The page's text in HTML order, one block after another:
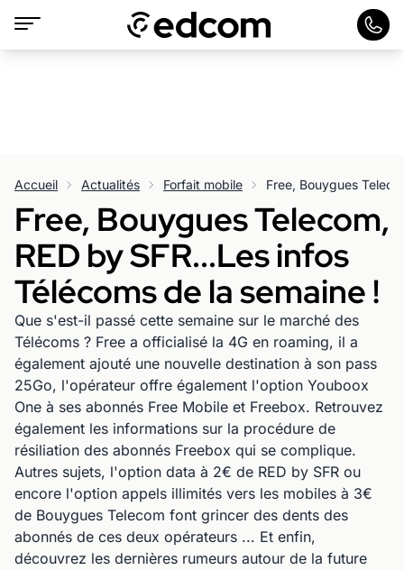
Accueil Actualités Forfait mobile
Free, Bouygues Telecom,
RED by SFR...Les infos
Télécoms de la semaine !
Que s'est-il passé cette semaine sur le marché des
Télécoms ? Free a officialisé la 4G en roaming, il a
également ajouté une nouvelle destination à son pass
25Go, l'opérateur offre également l'option Youboox
One à ses abonnés Free Mobile et Freebox. Retrouvez
également les informations sur la procédure de
résiliation des abonnés Freebox qui se complique.
Autres sujets, l'option data à 2€ de RED by SFR ou
encore l'option appels illimités vers les mobiles à 3€
de Bouygues Telecom font grincer des dents des
abonnés de ces deux opérateurs ... Et enfin,
découvrez les dernières rumeurs autour de la future